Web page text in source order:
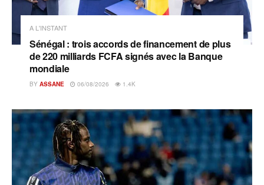
A L'INSTANT
Sénégal : trois accords de financement de plus
de 220 milliards FCFA signés avec la Banque
mondiale
BY ASSANE 06/08/2026 1.4K